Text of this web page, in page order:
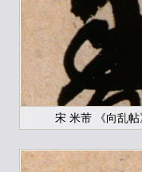
宋 米芾 《向乱